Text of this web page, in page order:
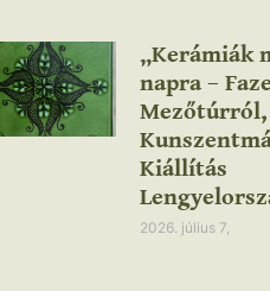
„Kerámiák
napra –
Mezőtúrról,
Kiállítás
2026. július 7,